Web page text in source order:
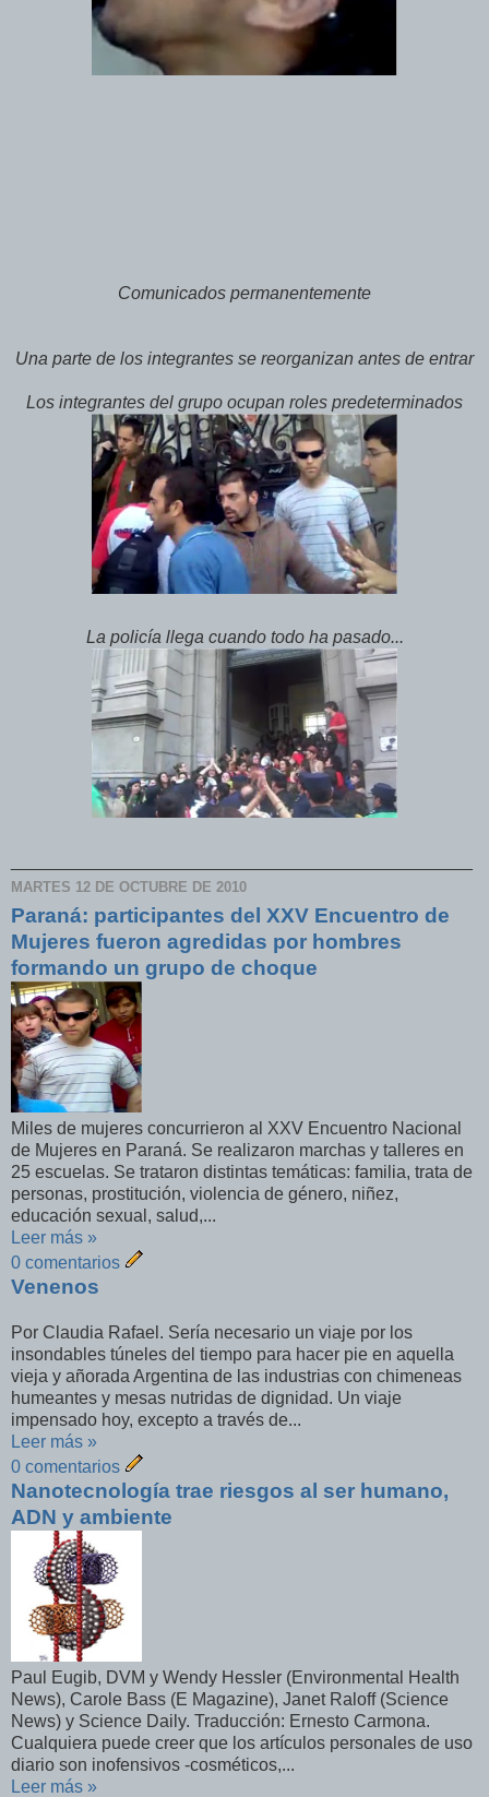
Comunicados permanentemente
Una parte de los integrantes se reorganizan antes de entrar
Los integrantes del grupo ocupan roles predeterminados
La policía llega cuando todo ha pasado...
MARTES 12 DE OCTUBRE DE 2010
Paraná: participantes del XXV Encuentro de
Mujeres fueron agredidas por hombres
formando un grupo de choque
Miles de mujeres concurrieron al XXV Encuentro Nacional
de Mujeres en Paraná. Se realizaron marchas y talleres en
25 escuelas. Se trataron distintas temáticas: familia, trata de
personas, prostitución, violencia de género, niñez,
educación sexual, salud,...
Leer más »
0 comentarios
Venenos
Por Claudia Rafael. Sería necesario un viaje por los
insondables túneles del tiempo para hacer pie en aquella
vieja y añorada Argentina de las industrias con chimeneas
humeantes y mesas nutridas de dignidad. Un viaje
impensado hoy, excepto a través de...
Leer más »
0 comentarios
Nanotecnología trae riesgos al ser humano,
ADN y ambiente
Paul Eugib, DVM y Wendy Hessler (Environmental Health
News), Carole Bass (E Magazine), Janet Raloff (Science
News) y Science Daily. Traducción: Ernesto Carmona.
Cualquiera puede creer que los artículos personales de uso
diario son inofensivos -cosméticos,...
Leer más »